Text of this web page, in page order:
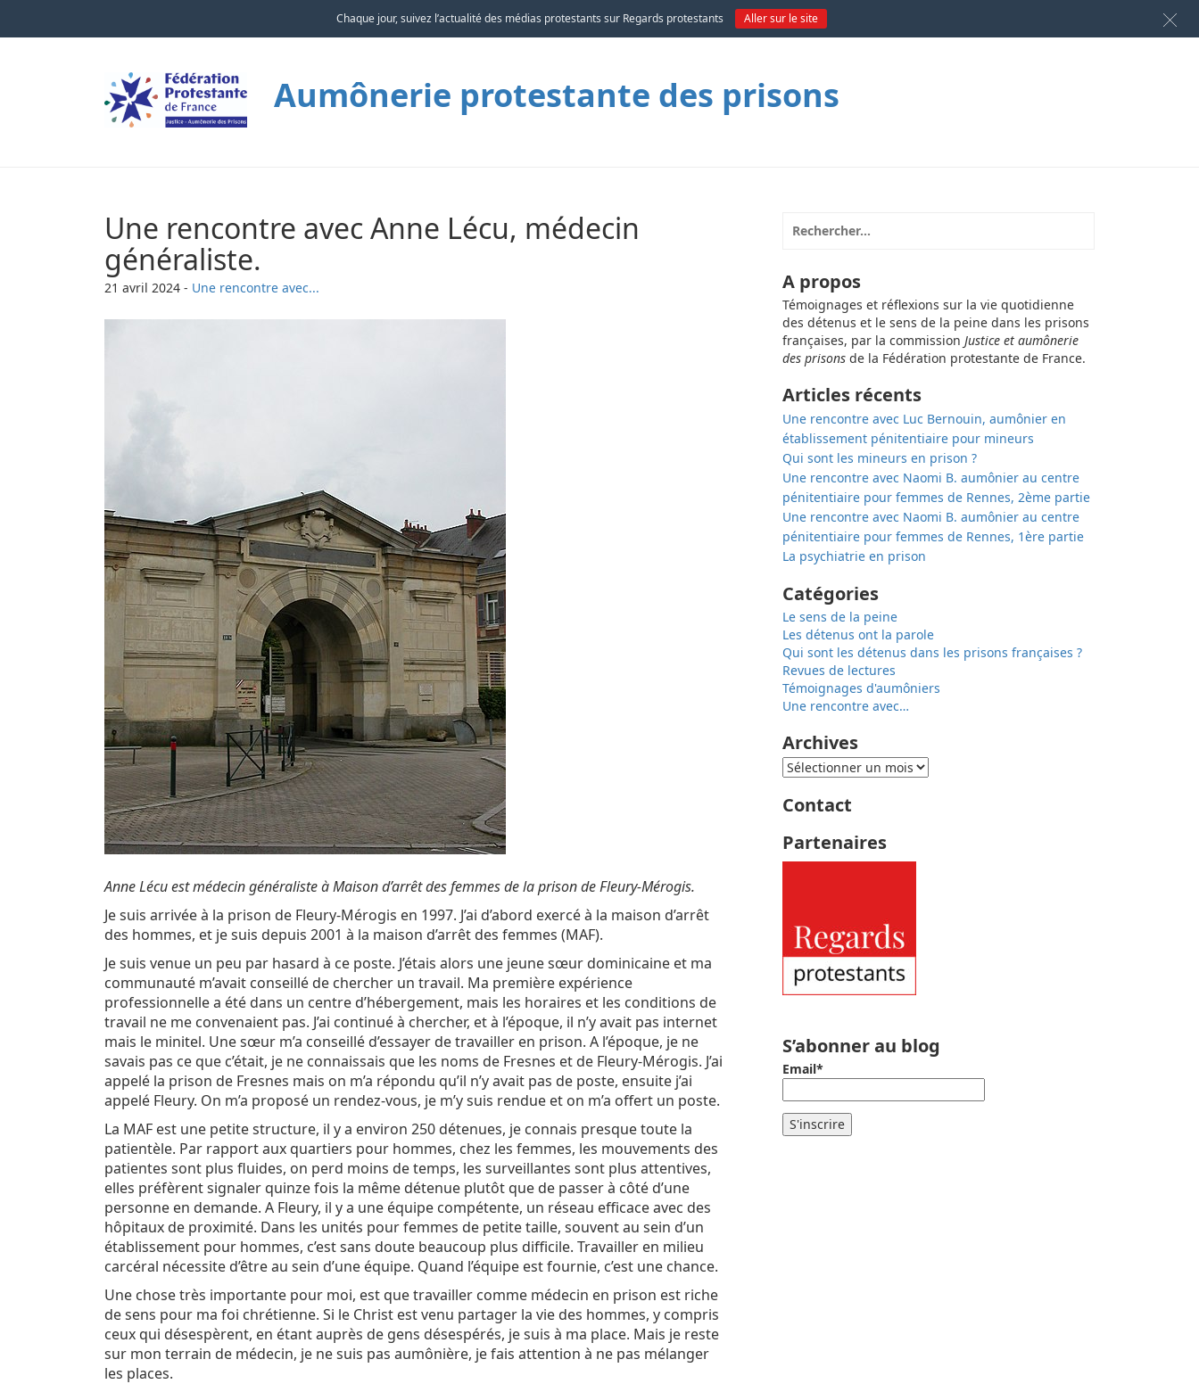
Aumônerie protestante des prisons
Une rencontre avec Anne Lécu, médecin
généraliste.
21 avril 2024 - Une rencontre avec...
Anne Lécu est médecin généraliste à Maison d’arrêt des femmes de la prison de Fleury-Mérogis.
Je suis arrivée à la prison de Fleury-Mérogis en 1997. J’ai d’abord exercé à la maison d’arrêt
des hommes, et je suis depuis 2001 à la maison d’arrêt des femmes (MAF).
Je suis venue un peu par hasard à ce poste. J’étais alors une jeune sœur dominicaine et ma
communauté m’avait conseillé de chercher un travail. Ma première expérience
professionnelle a été dans un centre d’hébergement, mais les horaires et les conditions de
travail ne me convenaient pas. J’ai continué à chercher, et à l’époque, il n’y avait pas internet
mais le minitel. Une sœur m’a conseillé d’essayer de travailler en prison. A l’époque, je ne
savais pas ce que c’était, je ne connaissais que les noms de Fresnes et de Fleury-Mérogis. J’ai
appelé la prison de Fresnes mais on m’a répondu qu’il n’y avait pas de poste, ensuite j’ai
appelé Fleury. On m’a proposé un rendez-vous, je m’y suis rendue et on m’a offert un poste.
La MAF est une petite structure, il y a environ 250 détenues, je connais presque toute la
patientèle. Par rapport aux quartiers pour hommes, chez les femmes, les mouvements des
patientes sont plus fluides, on perd moins de temps, les surveillantes sont plus attentives,
elles préfèrent signaler quinze fois la même détenue plutôt que de passer à côté d’une
personne en demande. A Fleury, il y a une équipe compétente, un réseau efficace avec des
hôpitaux de proximité. Dans les unités pour femmes de petite taille, souvent au sein d’un
établissement pour hommes, c’est sans doute beaucoup plus difficile. Travailler en milieu
carcéral nécessite d’être au sein d’une équipe. Quand l’équipe est fournie, c’est une chance.
Une chose très importante pour moi, est que travailler comme médecin en prison est riche
de sens pour ma foi chrétienne. Si le Christ est venu partager la vie des hommes, y compris
ceux qui désespèrent, en étant auprès de gens désespérés, je suis à ma place. Mais je reste
sur mon terrain de médecin, je ne suis pas aumônière, je fais attention à ne pas mélanger
les places.
A propos
Témoignages et réflexions sur la vie quotidienne
des détenus et le sens de la peine dans les prisons
françaises, par la commission Justice et aumônerie
des prisons de la Fédération protestante de France.
Articles récents
Une rencontre avec Luc Bernouin, aumônier en
établissement pénitentiaire pour mineurs
Qui sont les mineurs en prison ?
Une rencontre avec Naomi B. aumônier au centre
pénitentiaire pour femmes de Rennes, 2ème partie
Une rencontre avec Naomi B. aumônier au centre
pénitentiaire pour femmes de Rennes, 1ère partie
La psychiatrie en prison
Catégories
Le sens de la peine
Les détenus ont la parole
Qui sont les détenus dans les prisons françaises ?
Revues de lectures
Témoignages d'aumôniers
Une rencontre avec…
Archives
Contact
Partenaires
S’abonner au blog
Email*
Chaque jour, suivez l’actualité des médias protestants sur Regards protestants Aller sur le site